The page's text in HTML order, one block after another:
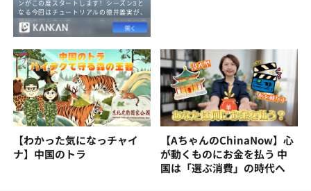
【わかった気になっチャイ
ナ】中国のトラ
【AちゃんのChinaNow】心
が動くものにお金を払う 中
国は「選ぶ消費」の時代へ